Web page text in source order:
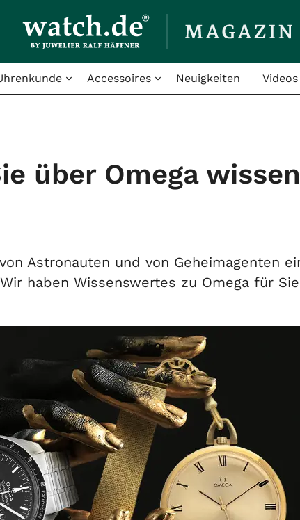
Accessoires Neuigkeiten Videos
über Omega
Astronauten und von Geheimagenten
haben Wissenswertes zu Omega für